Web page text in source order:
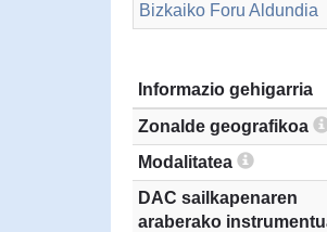
Bizkaiko Foru Aldundia
Informazio gehigarria
Zonalde geografikoa
Modalitatea
DAC sailkapenaren
araberako